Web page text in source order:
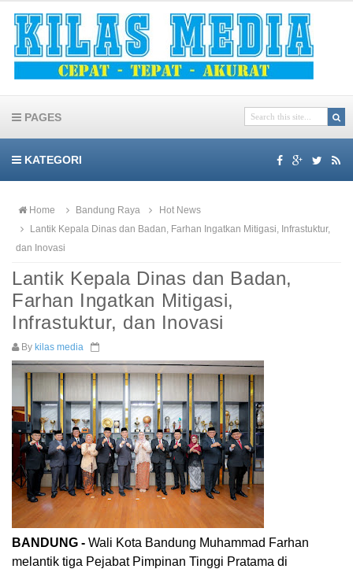
PAGES
KATEGORI
Home Bandung Raya
Hot News
Lantik Kepala Dinas dan Badan, Farhan Ingatkan Mitigasi, Infrastuktur,
dan Inovasi
Lantik Kepala Dinas dan Badan,
Farhan Ingatkan Mitigasi,
Infrastuktur, dan Inovasi
By kilas media
BANDUNG - Wali Kota Bandung Muhammad Farhan
melantik tiga Pejabat Pimpinan Tinggi Pratama di